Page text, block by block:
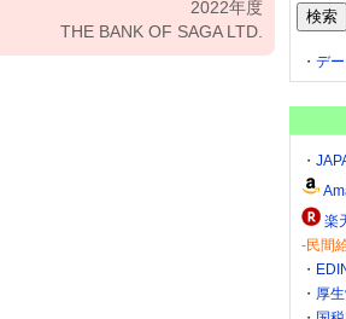
2022年度
THE BANK OF SAGA LTD.
・ デ
・
楽
-民間
・
・ 厚